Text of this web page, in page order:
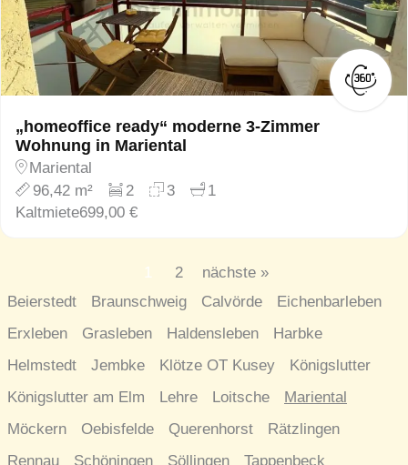
„homeoffice ready“ moderne 3-Zimmer
Wohnung in Mariental
Mariental
96,42 m²
2 3
1
Kaltmiete699,00 €
1 2
nächste »
Beierstedt
Braunschweig Calvörde
Eichenbarleben
Erxleben
Grasleben Haldensleben
Harbke
Helmstedt
Jembke Klötze OT Kusey
Königslutter
Königslutter am Elm
Lehre Loitsche
Mariental
Möckern
Oebisfelde Querenhorst
Rätzlingen
Rennau
Schöningen Söllingen Tappenbeck